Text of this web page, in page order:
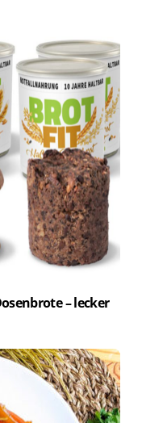
– lecker